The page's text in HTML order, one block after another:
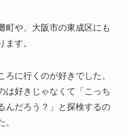
町や、大阪市の東成区にも
す。
ろに行くのが好きでした。
は好きじゃなくて「こっち
んだろう？」と探検するの